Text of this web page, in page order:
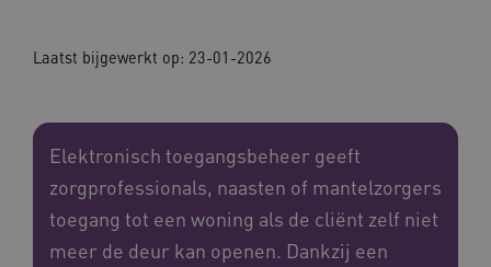
Laatst bijgewerkt op: 23-01-2026
Elektronisch toegangsbeheer geeft
zorgprofessionals, naasten of mantelzorgers
toegang tot een woning als de cliënt zelf niet
meer de deur kan openen. Dankzij een